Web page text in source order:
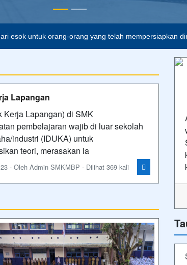
esok untuk orang-orang yang telah mempersiapkan
pengetahuan tanpa agama adalah lumpuh. Anonim
Lapangan
Kerja Lapangan) di SMK
pembelajaran wajib di luar sekolah
industri (IDUKA) untuk
teori, merasakan la
- Oleh Admin SMKMBP - Dilihat 369 kali